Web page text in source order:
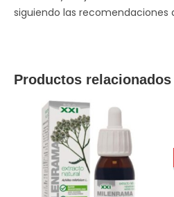
siguiendo las recomendaciones
Productos relacionados